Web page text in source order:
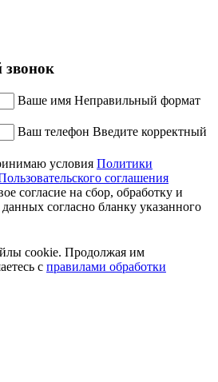
звонок
Ваше имя Неправильный формат
Ваш телефон Введите корректный
условия Политики
соглашения
согласие на сбор, обработку и
согласно бланку указанного
cookie. Продолжая им
c правилами обработки